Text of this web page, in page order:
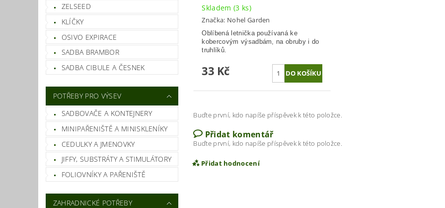
ZELSEED
KLÍČKY
OSIVO EXPIRACE
SADBA BRAMBOR
SADBA CIBULE A ČESNEK
POTŘEBY PRO VÝSEV
SADBOVAČE A KONTEJNERY
MINIPAŘENIŠTĚ A MINISKLENÍKY
CEDULKY A JMENOVKY
JIFFY, SUBSTRÁTY A STIMULÁTORY
FOLIOVNÍKY A PAŘENIŠTĚ
ZAHRADNICKÉ POTŘEBY
Skladem (3 ks)
Značka: Nohel Garden
Oblíbená letnička používaná ke
kobercovým výsadbám, na obruby i do
truhlíků.
33 Kč
Buďte první, kdo napíše příspěvek k této položce.
Přidat komentář
Buďte první, kdo napíše příspěvek k této položce.
Přidat hodnocení